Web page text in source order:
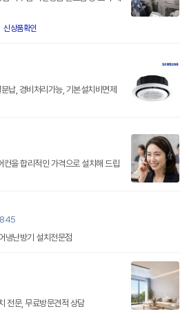
신상품확인
납, 경비처리가능, 기본설치비면제
을 합리적인 가격으로 설치해 드립
냉난방기 설치전문점
전문, 무료방문견적 상담